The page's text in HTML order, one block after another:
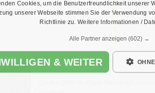
prüfen →
Cookies, um die Benutzerfreundlichkeit unserer
unserer Webseite stimmen Sie der Verwendung
Richtlinie zu. Weitere Informationen /
Alle Partner anzeigen (602) →
& WEITER